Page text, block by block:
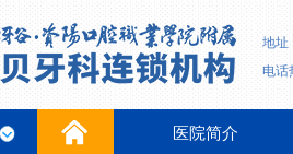
地址
电话
医院简介